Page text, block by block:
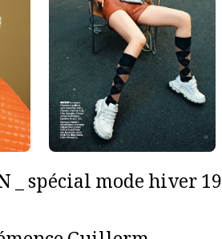
_ spécial mode hiver 19